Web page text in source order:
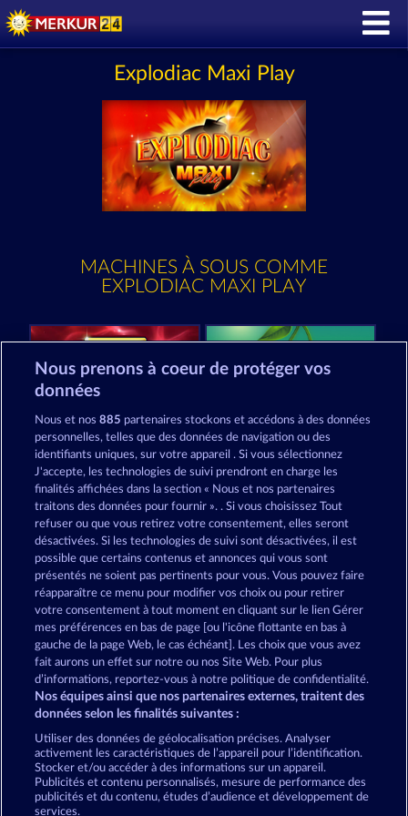
Explodiac Maxi Play
MACHINES À SOUS COMME
EXPLODIAC MAXI PLAY
Royal Seven Fruits First Diamond Treasures
40 Sevens Diamond Treasures Explodiac RHFP
CGU Charte de confidentialité
Mentions légales Société FAQ
Facebook
Envoyer la demande de rétractation
Nous prenons à coeur de protéger vos
données
Nous et nos885 partenaires stockons et accédons à des données
personnelles, telles que des données de navigation ou des
identifiants uniques, sur votre appareil . Si vous sélectionnez
J'accepte, les technologies de suivi prendront en charge les
finalités affichées dans la section « Nous et nos partenaires
traitons des données pour fournir ». . Si vous choisissez Tout
refuser ou que vous retirez votre consentement, elles seront
désactivées. Si les technologies de suivi sont désactivées, il est
possible que certains contenus et annonces qui vous sont
présentés ne soient pas pertinents pour vous. Vous pouvez faire
réapparaître ce menu pour modifier vos choix ou pour retirer
votre consentement à tout moment en cliquant sur le lien Gérer
mes préférences en bas de page [ou l'icône flottante en bas à
gauche de la page Web, le cas échéant]. Les choix que vous avez
fait aurons un effet sur notre ou nos Site Web. Pour plus
d’informations, reportez-vous à notre politique de confidentialité.
Nos équipes ainsi que nos partenaires externes, traitent des
données selon les finalités suivantes :
Utiliser des données de géolocalisation précises. Analyser
activement les caractéristiques de l’appareil pour l’identification.
Stocker et/ou accéder à des informations sur un appareil.
Publicités et contenu personnalisés, mesure de performance des
publicités et du contenu, études d’audience et développement de
services.